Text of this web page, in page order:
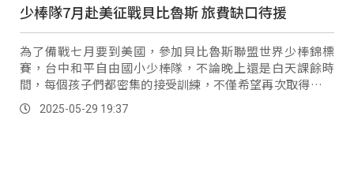
少棒隊7月赴美征戰貝比魯斯 旅費缺口待援
為了備戰七月要到美國，參加貝比魯斯聯盟世界少棒錦標
賽，台中和平自由國小少棒隊，不論晚上還是白天課餘時
間，每個孩子們都密集的接受訓練，不僅希望再次取得好成
績為國爭光，也希望累積更多實戰經驗。
2025-05-29 19:37